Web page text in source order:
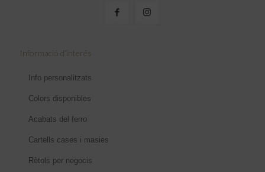
Informació d’interés
Info personalitzats
Colors disponibles
Acabats del ferro
Cartells cases i masies
Rètols per negocis